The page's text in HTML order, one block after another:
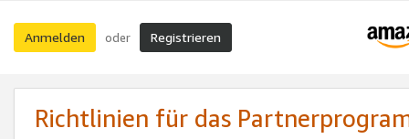
Anmelden oder Registrieren
Richtlinien für das